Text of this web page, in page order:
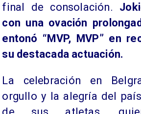
final de consolación.
con una ovación
entonó “MVP, MVP” en
su destacada actuación.
La celebración en
orgullo y la alegría del